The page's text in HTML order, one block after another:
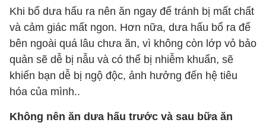
Khi bổ dưa hấu ra nên ăn ngay để tránh bị mất chất
và cảm giác mất ngon. Hơn nữa, dưa hấu bổ ra để
bên ngoài quá lâu chưa ăn, vì không còn lớp vỏ bảo
quản sẽ dễ bị nẫu và có thể bị nhiễm khuẩn, sẽ
khiến bạn dễ bị ngộ độc, ảnh hưởng đến hệ tiêu
hóa của mình..
Không nên ăn dưa hấu trước và sau bữa ăn